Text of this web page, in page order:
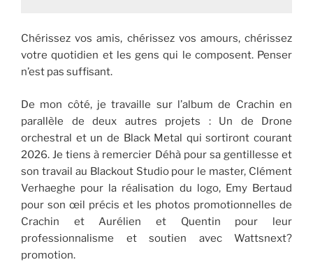
Chérissez vos amis, chérissez vos amours, chérissez
votre quotidien et les gens qui le composent. Penser
n’est pas suffisant.
De mon côté, je travaille sur l’album de Crachin en
parallèle de deux autres projets : Un de Drone
orchestral et un de Black Metal qui sortiront courant
2026. Je tiens à remercier Déhà pour sa gentillesse et
son travail au Blackout Studio pour le master, Clément
Verhaeghe pour la réalisation du logo, Emy Bertaud
pour son œil précis et les photos promotionnelles de
Crachin et Aurélien et Quentin pour leur
professionnalisme et soutien avec Wattsnext?
promotion.